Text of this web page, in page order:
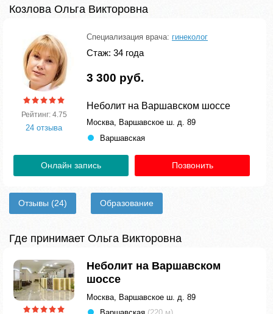
Козлова Ольга Викторовна
Рейтинг: 4.75
24 отзыва
Специализация врача: гинеколог
Стаж: 34 года
3 300 руб.
Неболит на Варшавском шоссе
Москва, Варшавское ш. д. 89
Варшавская
Онлайн запись Позвонить
Отзывы (24) Образование
Где принимает Ольга Викторовна
Неболит на Варшавском
шоссе
Москва, Варшавское ш. д. 89